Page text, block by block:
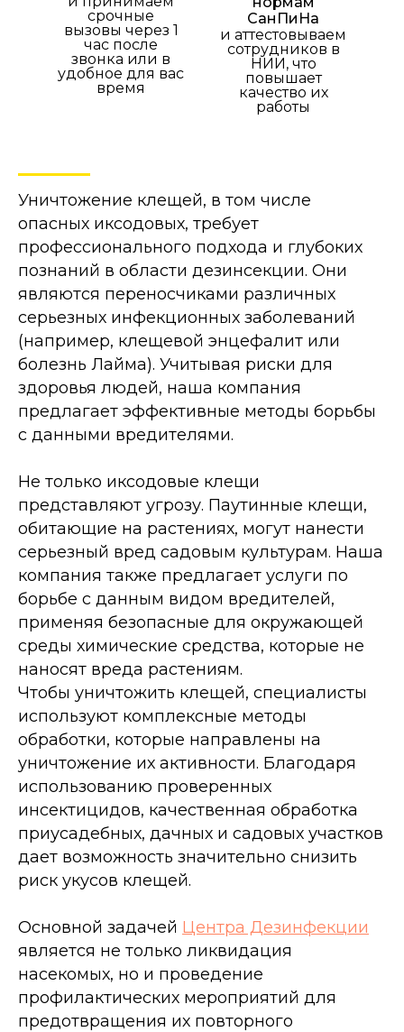
СанПиНа
срочные
вызовы через 1
час после
звонка или в
удобное для вас
время
и аттестовываем
сотрудников в
НИИ, что
повышает
качество их
работы
Уничтожение клещей, в том числе
опасных иксодовых, требует
профессионального подхода и глубоких
познаний в области дезинсекции. Они
являются переносчиками различных
серьезных инфекционных заболеваний
(например, клещевой энцефалит или
болезнь Лайма). Учитывая риски для
здоровья людей, наша компания
предлагает эффективные методы борьбы
с данными вредителями.
Не только иксодовые клещи
представляют угрозу. Паутинные клещи,
обитающие на растениях, могут нанести
серьезный вред садовым культурам. Наша
компания также предлагает услуги по
борьбе с данным видом вредителей,
применяя безопасные для окружающей
среды химические средства, которые не
наносят вреда растениям.
Чтобы уничтожить клещей, специалисты
используют комплексные методы
обработки, которые направлены на
уничтожение их активности. Благодаря
использованию проверенных
инсектицидов, качественная обработка
приусадебных, дачных и садовых участков
дает возможность значительно снизить
риск укусов клещей.
Основной задачей Центра Дезинфекции
является не только ликвидация
насекомых, но и проведение
профилактических мероприятий для
предотвращения их повторного